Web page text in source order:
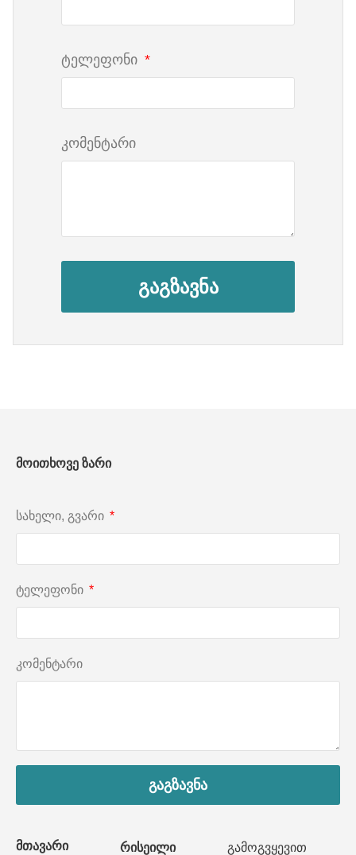
ტელეფონი
კომენტარი
გაგზავნა
მთავარი რისეილი გამოგვყევით
მოითხოვე ზარი
სახელი, გვარი
ტელეფონი
კომენტარი
გაგზავნა